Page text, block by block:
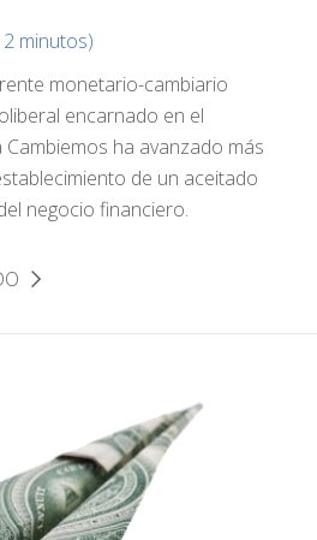
minutos)
monetario-cambiario
encarnado en el
ha avanzado más
de un aceitado
negocio financiero.